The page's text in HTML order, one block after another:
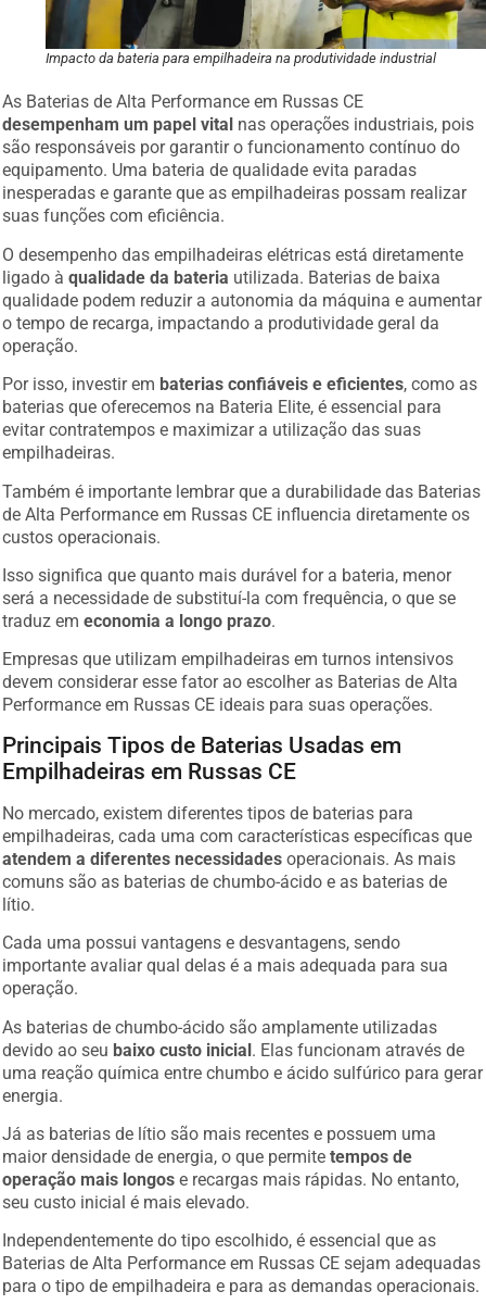
Impacto da bateria para empilhadeira na produtividade industrial
As Baterias de Alta Performance em Russas CE
desempenham um papel vital nas operações industriais, pois
são responsáveis por garantir o funcionamento contínuo do
equipamento. Uma bateria de qualidade evita paradas
inesperadas e garante que as empilhadeiras possam realizar
suas funções com eficiência.
O desempenho das empilhadeiras elétricas está diretamente
ligado àqualidade da bateria utilizada. Baterias de baixa
qualidade podem reduzir a autonomia da máquina e aumentar
o tempo de recarga, impactando a produtividade geral da
operação.
Por isso, investir em baterias confiáveis e eficientes, como as
baterias que oferecemos na Bateria Elite, é essencial para
evitar contratempos e maximizar a utilização das suas
empilhadeiras.
Também é importante lembrar que a durabilidade das Baterias
de Alta Performance em Russas CE influencia diretamente os
custos operacionais.
Isso significa que quanto mais durável for a bateria, menor
será a necessidade de substituí-la com frequência, o que se
traduz emeconomia a longo prazo.
Empresas que utilizam empilhadeiras em turnos intensivos
devem considerar esse fator ao escolher as Baterias de Alta
Performance em Russas CE ideais para suas operações.
Principais Tipos de Baterias Usadas em
Empilhadeiras em Russas CE
No mercado, existem diferentes tipos de baterias para
empilhadeiras, cada uma com características específicas que
atendem a diferentes necessidades operacionais. As mais
comuns são as baterias de chumbo-ácido e as baterias de
lítio.
Cada uma possui vantagens e desvantagens, sendo
importante avaliar qual delas é a mais adequada para sua
operação.
As baterias de chumbo-ácido são amplamente utilizadas
devido ao seu baixo custo inicial. Elas funcionam através de
uma reação química entre chumbo e ácido sulfúrico para gerar
energia.
Já as baterias de lítio são mais recentes e possuem uma
maior densidade de energia, o que permitetempos de
operação mais longos e recargas mais rápidas. No entanto,
seu custo inicial é mais elevado.
Independentemente do tipo escolhido, é essencial que as
Baterias de Alta Performance em Russas CE sejam adequadas
para o tipo de empilhadeira e para as demandas operacionais.